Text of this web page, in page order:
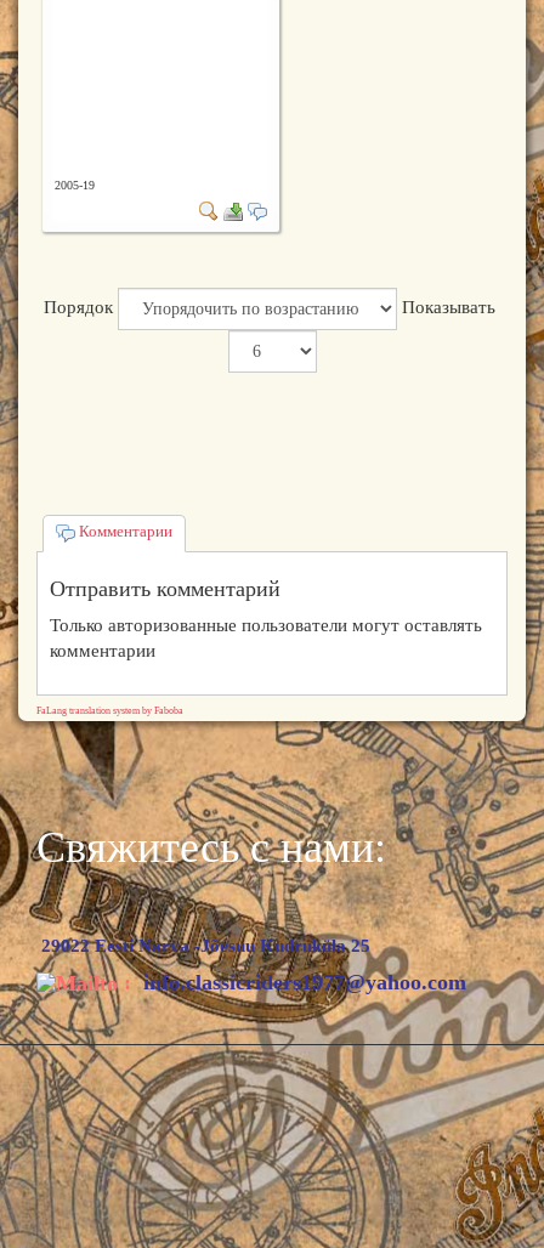
2005-19
Порядок Показывать
Комментарии
Отправить комментарий
Только авторизованные пользователи могут оставлять
комментарии
FaLang translation system by Faboba
Свяжитесь с нами:
29022 Eesti Narva -Jõesuu Kudruküla 25
: info.classicriders1977@yahoo.com